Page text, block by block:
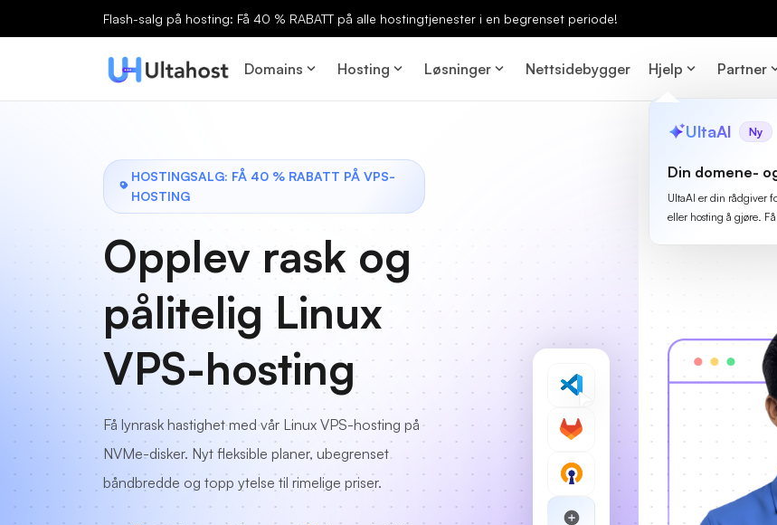
Flash-salg på hosting: Få 40 % RABATT på alle hostingtjenester i en begrenset periode!
Domains Hosting Løsninger Nettsidebygger Hjelp Partner
UltaAI Ny
Din domene-
UltaAI er din rådgiver
eller hosting å gjøre.
HOSTINGSALG: FÅ 40 % RABATT PÅ VPS-
HOSTING
Opplev rask og
pålitelig Linux
VPS-hosting
Få lynrask hastighet med vår Linux VPS-hosting på
NVMe-disker. Nyt fleksible planer, ubegrenset
båndbredde og topp ytelse til rimelige priser.